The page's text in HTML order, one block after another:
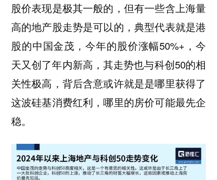
股价表现是极其一般的，但有一些含上海量
高的地产股走势是可以的，典型代表就是港
股的中国金茂，今年的股价涨幅50%+，今
天又创了年内新高，其走势也与科创50的相
关性极高，背后含意或许就是是哪里获得了
这波硅基消费红利，哪里的房价可能最先企
稳。